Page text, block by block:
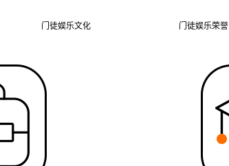
门徒娱乐文化 门徒娱乐荣誉